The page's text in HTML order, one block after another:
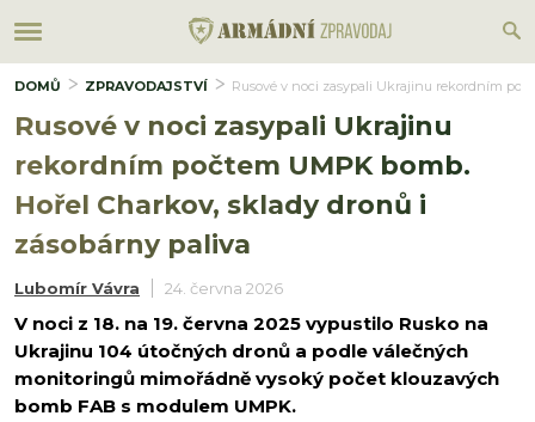
DOMŮ ZPRAVODAJSTVÍ Rusové v noci zasypali Ukrajinu rekordním
Rusové v noci zasypali Ukrajinu
rekordním počtem UMPK bomb.
Hořel Charkov, sklady dronů i
zásobárny paliva
Lubomír Vávra 24. června 2026
V noci z 18. na 19. června 2025 vypustilo Rusko na
Ukrajinu 104 útočných dronů a podle válečných
monitoringů mimořádně vysoký počet klouzavých
bomb FAB s modulem UMPK.